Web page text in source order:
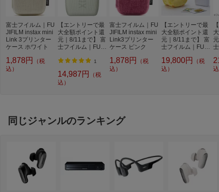
富士フイルム｜FU
JIFILM instax mini
Link 3プリンター
ケース ホワイト
1,878円
（税
込）
【エントリーで最
大全額ポイント還
元｜8/11まで】 富
士フイルム｜FUJI
ォン用プリンター
“チェキ” instax mi
ni Link 3 セージグ
リーン [スマート
1
14,987円
（税
込）
富士フイルム｜FU
JIFILM instax mini
Link3プリンター
ケース ピンク
1,878円
（税
込）
【エントリーで最
大全額ポイント還
元｜8/11まで】 富
士フイルム｜FUJI
ォン用プリンター
“チェキ” INSTAX
19,800円
（税
込）
同じジャンルのランキング